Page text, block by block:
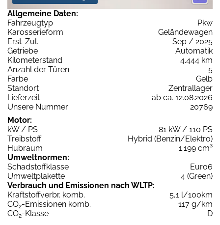
Allgemeine Daten:
Fahrzeugtyp
Pkw
Karosserieform
Geländewagen
Erst-Zul.
Sep / 2025
Getriebe
Automatik
Kilometerstand
4.444 km
Anzahl der Türen
5
Farbe
Gelb
Standort
Zentrallager
Lieferzeit
ab ca. 12.08.2026
Unsere Nummer
20769
Motor:
kW / PS
81 kW / 110 PS
Treibstoff
Hybrid (Benzin/Elektro)
Hubraum
1.199 cm³
Umweltnormen:
Schadstoffklasse
Euro6
Umweltplakette
4 (Green)
Verbrauch und Emissionen nach WLTP:
Kraftstoffverbr. komb.
5,1 l/100km
CO2-Emissionen komb.
117 g/km
CO2-Klasse
D